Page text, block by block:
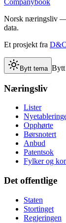
Norsk næringsliv —
data.
Et prosjekt fra
Bytt tema Bytt
Næringsliv
Lister
Opphørte
Børsnotert
Anbud
Patentsok
Fylker og
Det offentlige
Staten
Stortinget
Regjeringen